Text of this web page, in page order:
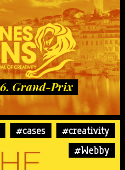
Grand-Prix
#cases
#creativity
#Webby